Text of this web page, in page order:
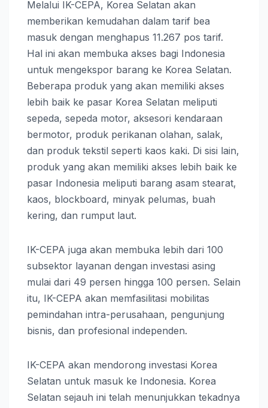
Melalui IK-CEPA, Korea Selatan akan
memberikan kemudahan dalam tarif bea
masuk dengan menghapus 11.267 pos tarif.
Hal ini akan membuka akses bagi Indonesia
untuk mengekspor barang ke Korea Selatan.
Beberapa produk yang akan memiliki akses
lebih baik ke pasar Korea Selatan meliputi
sepeda, sepeda motor, aksesori kendaraan
bermotor, produk perikanan olahan, salak,
dan produk tekstil seperti kaos kaki. Di sisi lain,
produk yang akan memiliki akses lebih baik ke
pasar Indonesia meliputi barang asam stearat,
kaos, blockboard, minyak pelumas, buah
kering, dan rumput laut.
IK-CEPA juga akan membuka lebih dari 100
subsektor layanan dengan investasi asing
mulai dari 49 persen hingga 100 persen. Selain
itu, IK-CEPA akan memfasilitasi mobilitas
pemindahan intra-perusahaan, pengunjung
bisnis, dan profesional independen.
IK-CEPA akan mendorong investasi Korea
Selatan untuk masuk ke Indonesia. Korea
Selatan sejauh ini telah menunjukkan tekadnya